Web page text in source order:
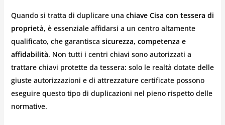
Quando si tratta di duplicare una chiave Cisa con tessera di
proprietà, è essenziale affidarsi a un centro altamente
qualificato, che garantisca sicurezza, competenza e
affidabilità. Non tutti i centri chiavi sono autorizzati a
trattare chiavi protette da tessera: solo le realtà dotate delle
giuste autorizzazioni e di attrezzature certificate possono
eseguire questo tipo di duplicazioni nel pieno rispetto delle
normative.